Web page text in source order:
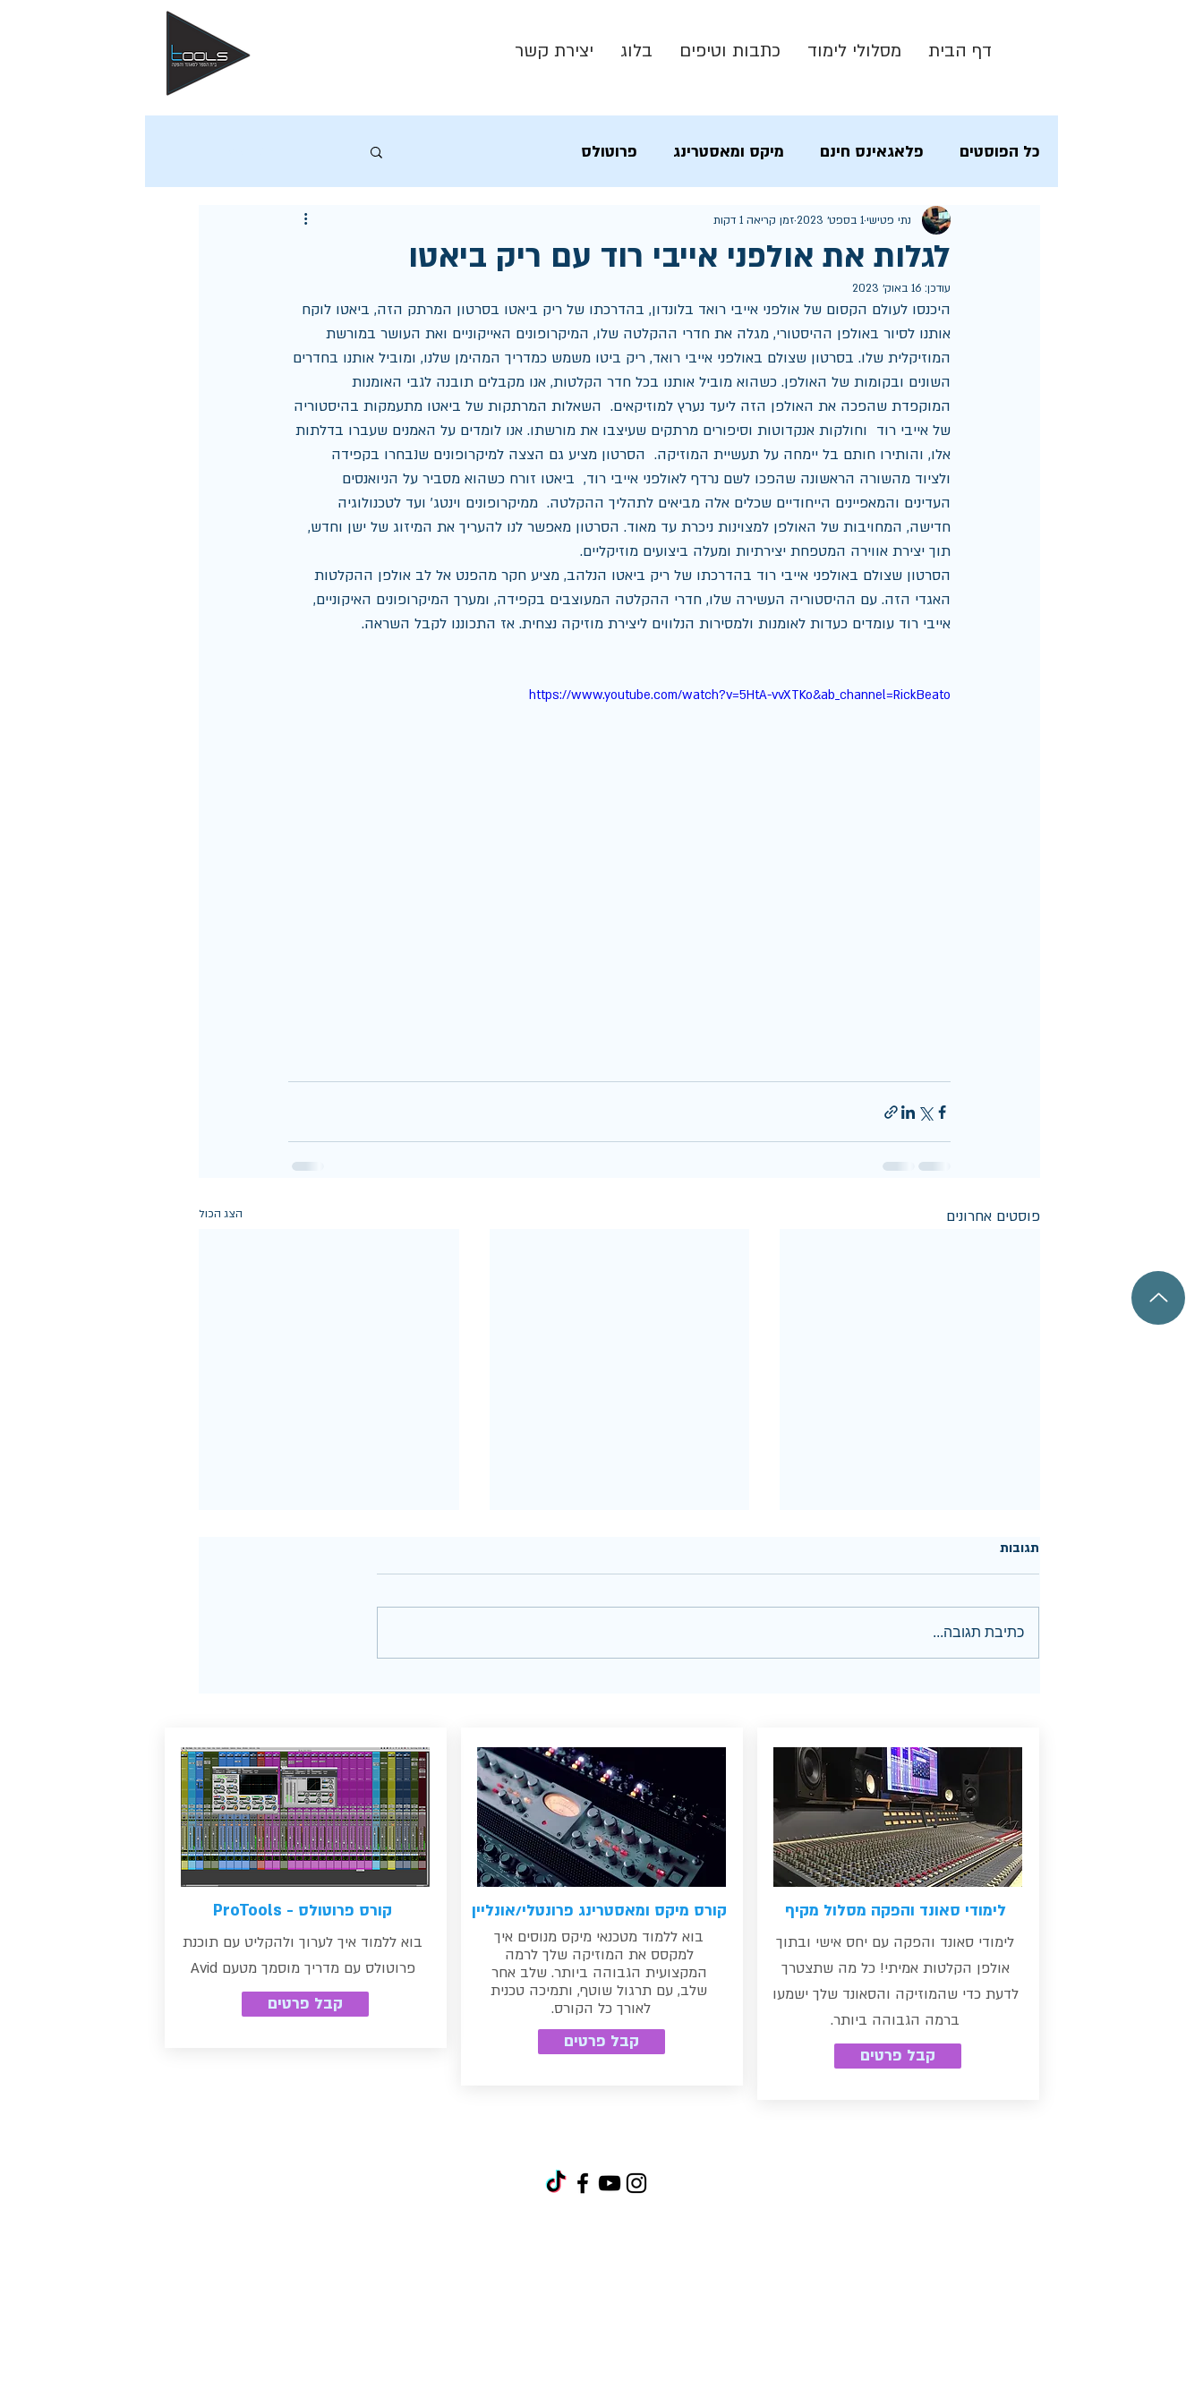
דף הבית מסלולי לימוד כתבות וטיפים בלוג יצירת קשר
כל הפוסטים פלאגאינס חינם מיקס ומאסטרינג פרוטולס
לגלות את אולפני אייבי רוד עם ריק ביאטו
נתי פטישי1 בספט׳ 2023 זמן קריאה 1 דקות
עודכן: 16 באוק׳ 2023
היכנסו לעולם הקסום של אולפני אייבי רואד בלונדון, בהדרכתו של ריק ביאטו בסרטון המרתק הזה, ביאטו לוקח
אותנו לסיור באולפן ההיסטורי, מגלה את חדרי ההקלטה שלו, המיקרופונים האייקוניים ואת העושר במורשת
המוזיקלית שלו. בסרטון שצולם באולפני אייבי רואד, ריק ביטו משמש כמדריך המהימן שלנו, ומוביל אותנו בחדרים
השונים ובקומות של האולפן. כשהוא מוביל אותנו בכל חדר הקלטות, אנו מקבלים תובנה לגבי האומנות
המוקפדת שהפכה את האולפן הזה ליעד נערץ למוזיקאים.  השאלות המרתקות של ביאטו מתעמקות בהיסטוריה
של אייבי רוד  וחולקות אנקדוטות וסיפורים מרתקים שעיצבו את מורשתו. אנו לומדים על האמנים שעברו בדלתות
אלו, והותירו חותם בל יימחה על תעשיית המוזיקה.  הסרטון מציע גם הצצה למיקרופונים שנבחרו בקפידה
ולציוד מהשורה הראשונה שהפכו לשם נרדף לאולפני אייבי רוד,  ביאטו זורח כשהוא מסביר על הניואנסים
העדינים והמאפיינים הייחודיים שכלים אלה מביאים לתהליך ההקלטה.  ממיקרופונים וינטג' ועד לטכנולוגיה
חדישה, המחויבות של האולפן למצוינות ניכרת עד מאוד. הסרטון מאפשר לנו להעריך את המיזוג של ישן וחדש,
תוך יצירת אווירה המטפחת יצירתיות ומעלה ביצועים מוזיקליים.
הסרטון שצולם באולפני אייבי רוד בהדרכתו של ריק ביאטו הנלהב, מציע חקר מהפנט אל לב אולפן ההקלטות
האגדי הזה. עם ההיסטוריה העשירה שלו, חדרי ההקלטה המעוצבים בקפידה, ומערך המיקרופונים האיקוניים,
אייבי רוד עומדים כעדות לאומנות ולמסירות הנלווים ליצירת מוזיקה נצחית. אז התכוננו לקבל השראה.
https://www.youtube.com/watch?v=5HtA-vvXTKo&ab_channel=RickBeato
פוסטים אחרונים הצג הכול
תגובות
כתיבת תגובה...
לימודי סאונד והפקה מסלול מקיף
לימודי סאונד והפקה עם יחס אישי ובתוך
אולפן הקלטות אמיתי! כל מה שתצטרך
לדעת כדי שהמוזיקה והסאונד שלך ישמעו
ברמה הגבוהה ביותר.
קבל פרטים
קורס מיקס ומאסטרינג פרונטלי/אונליין
בוא ללמוד מטכנאי מיקס מנוסים איך
למקסס את המוזיקה שלך לרמה
המקצועית הגבוהה ביותר. שלב אחר
שלב, עם תרגול שוטף, ותמיכה טכנית
לאורך כל הקורס.
קבל פרטים
קורס פרוטולס - ProTools
בוא ללמוד איך לערוך ולהקליט עם תוכנת
פרוטולס עם מדריך מוסמך מטעם Avid
קבל פרטים